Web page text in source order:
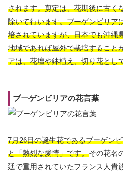
されます。剪定は、花期後に古く
除いて行います。ブーゲンビリア
培されていますが、日本でも沖縄
地域であれば屋外で栽培すること
アは、花壇や鉢植え、切り花とし
ブーゲンビリアの花言葉
7月26日の誕生花であるブーゲン
と「熱烈な愛情」です。その花名
廷で重用されていたフランス人貴